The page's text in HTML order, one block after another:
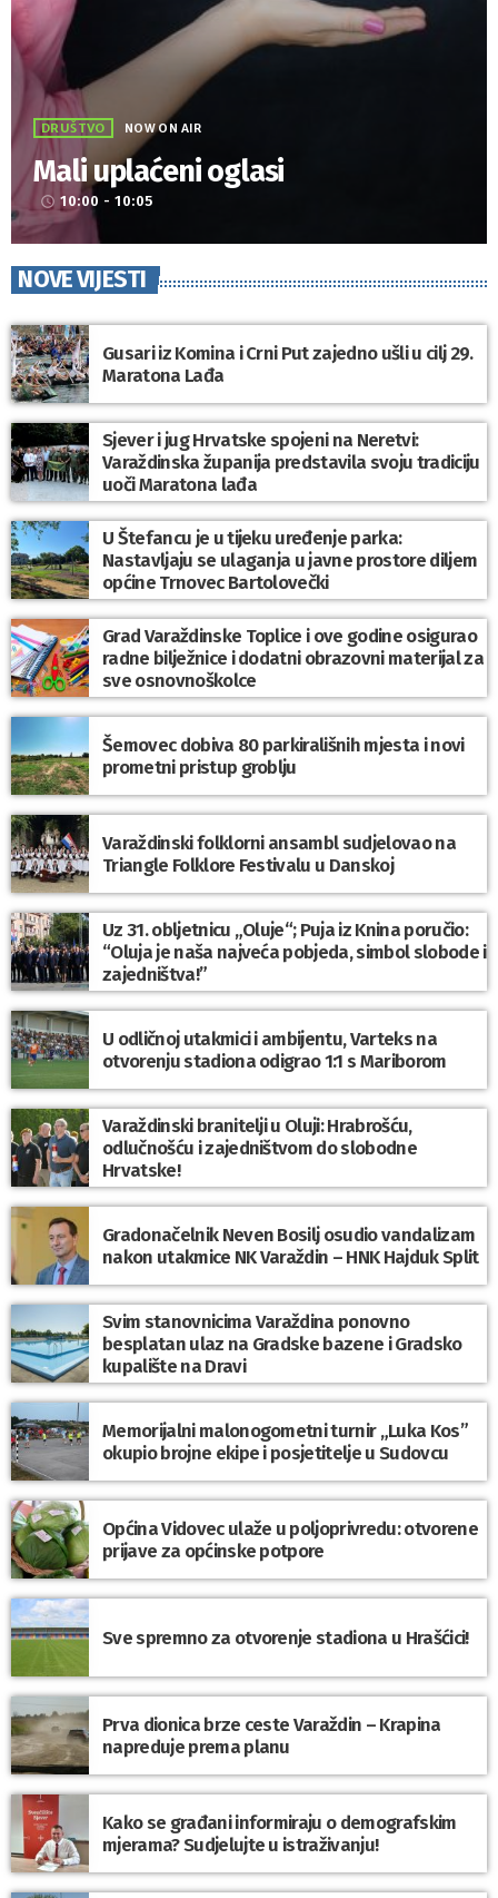
DRUŠTVO NOW ON AIR
Mali uplaćeni oglasi
access_time 10:00 - 10:05
NOVE VIJESTI
Gusari iz Komina i Crni Put zajedno ušli u cilj 29.
Maratona Lađa
Sjever i jug Hrvatske spojeni na Neretvi:
Varaždinska županija predstavila svoju tradiciju
uoči Maratona lađa
U Štefancu je u tijeku uređenje parka:
Nastavljaju se ulaganja u javne prostore diljem
općine Trnovec Bartolovečki
Grad Varaždinske Toplice i ove godine osigurao
radne bilježnice i dodatni obrazovni materijal za
sve osnovnoškolce
Šemovec dobiva 80 parkirališnih mjesta i novi
prometni pristup groblju
Varaždinski folklorni ansambl sudjelovao na
Triangle Folklore Festivalu u Danskoj
Uz 31. obljetnicu „Oluje“; Puja iz Knina poručio:
“Oluja je naša najveća pobjeda, simbol slobode i
zajedništva!”
U odličnoj utakmici i ambijentu, Varteks na
otvorenju stadiona odigrao 1:1 s Mariborom
Varaždinski branitelji u Oluji: Hrabrošću,
odlučnošću i zajedništvom do slobodne
Hrvatske!
Gradonačelnik Neven Bosilj osudio vandalizam
nakon utakmice NK Varaždin – HNK Hajduk Split
Svim stanovnicima Varaždina ponovno
besplatan ulaz na Gradske bazene i Gradsko
kupalište na Dravi
Memorijalni malonogometni turnir „Luka Kos”
okupio brojne ekipe i posjetitelje u Sudovcu
Općina Vidovec ulaže u poljoprivredu: otvorene
prijave za općinske potpore
Sve spremno za otvorenje stadiona u Hrašćici!
Prva dionica brze ceste Varaždin – Krapina
napreduje prema planu
Kako se građani informiraju o demografskim
mjerama? Sudjelujte u istraživanju!